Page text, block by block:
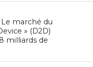
marché du
» (D2D)
milliards de